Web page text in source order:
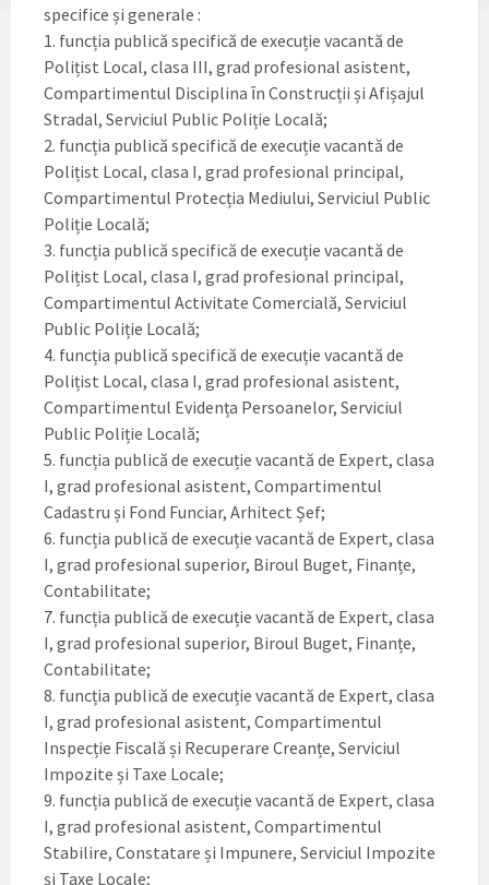
specifice și generale :
1. funcția publică specifică de execuție vacantă de
Polițist Local, clasa III, grad profesional asistent,
Compartimentul Disciplina ȋn Construcții și Afișajul
Stradal, Serviciul Public Poliție Locală;
2. funcția publică specifică de execuție vacantă de
Polițist Local, clasa I, grad profesional principal,
Compartimentul Protecția Mediului, Serviciul Public
Poliție Locală;
3. funcția publică specifică de execuție vacantă de
Polițist Local, clasa I, grad profesional principal,
Compartimentul Activitate Comercială, Serviciul
Public Poliție Locală;
4. funcția publică specifică de execuție vacantă de
Polițist Local, clasa I, grad profesional asistent,
Compartimentul Evidența Persoanelor, Serviciul
Public Poliție Locală;
5. funcția publică de execuție vacantă de Expert, clasa
I, grad profesional asistent, Compartimentul
Cadastru și Fond Funciar, Arhitect Șef;
6. funcția publică de execuție vacantă de Expert, clasa
I, grad profesional superior, Biroul Buget, Finanțe,
Contabilitate;
7. funcția publică de execuție vacantă de Expert, clasa
I, grad profesional superior, Biroul Buget, Finanțe,
Contabilitate;
8. funcția publică de execuție vacantă de Expert, clasa
I, grad profesional asistent, Compartimentul
Inspecție Fiscală și Recuperare Creanțe, Serviciul
Impozite și Taxe Locale;
9. funcția publică de execuție vacantă de Expert, clasa
I, grad profesional asistent, Compartimentul
Stabilire, Constatare și Impunere, Serviciul Impozite
și Taxe Locale;